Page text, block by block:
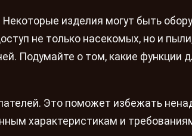
изделия могут быть
не только насекомых, но и
Подумайте о том, какие функции
Это поможет избежать
характеристикам и